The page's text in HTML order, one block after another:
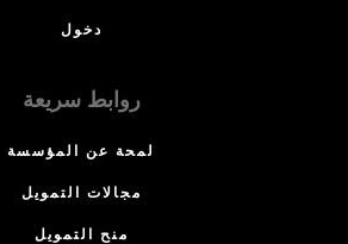
دخول
روابط سريعة
لمحة عن المؤسسة
مجالات التمويل
منح التمويل